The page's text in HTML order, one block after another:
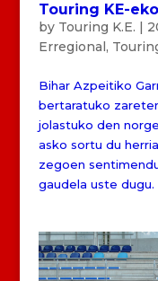
Touring KE-
by Touring K.E.
Erregional ,
Bihar Azpeitiko
bertaratuko
jolastuko den
asko sortu du
zegoen
gaudela uste dugu.